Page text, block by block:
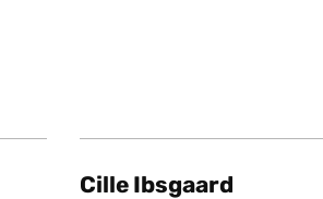
Cille Ibs­gaard